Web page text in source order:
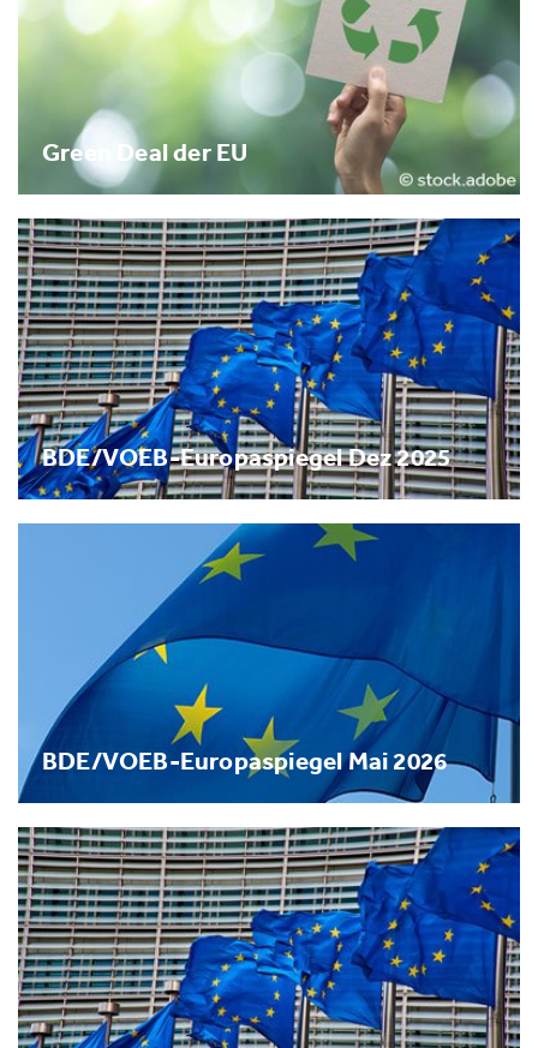
Green Deal der EU
BDE/VOEB-Europaspiegel Dez 2025
BDE/VOEB-Europaspiegel Mai 2026